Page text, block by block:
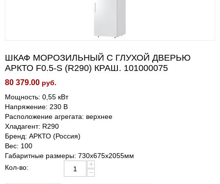
ШКАФ МОРОЗИЛЬНЫЙ С ГЛУХОЙ ДВЕРЬЮ
АРКТО F0.5-S (R290) КРАШ. 101000075
80 379.00 руб.
Мощность: 0,55 кВт
Напряжение: 230 В
Расположение агрегата: верхнее
Хладагент: R290
Бренд: АРКТО (Россия)
Вес: 100
Габаритные размеры: 730х675х2055мм
Кол-во:
+
−